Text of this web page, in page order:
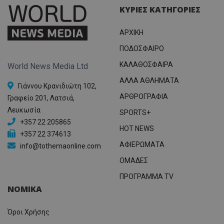
World News Media Ltd
Γιάννου Κρανιδιώτη 102,
Γραφείο 201, Λατσιά,
Λευκωσία
+357 22 205865
+357 22 374613
info@tothemaonline.com
ΚΥΡΙΕΣ ΚΑΤΗΓΟΡΙΕΣ
ΑΡΧΙΚΗ
ΠΟΔΟΣΦΑΙΡΟ
ΚΑΛΑΘΟΣΦΑΙΡΑ
ΑΛΛΑ ΑΘΛΗΜΑΤΑ
ΑΡΘΡΟΓΡΑΦΙΑ
SPORTS+
HOT NEWS
ΑΦΙΕΡΩΜΑΤΑ
ΟΜΑΔΕΣ
ΠΡΟΓΡΑΜΜΑ TV
ΝΟΜΙΚΑ
Όροι Χρήσης